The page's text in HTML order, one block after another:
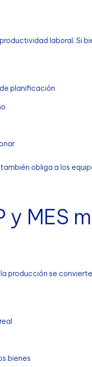
laboral. Si
planificación
obliga a los
MES
producción se
bienes